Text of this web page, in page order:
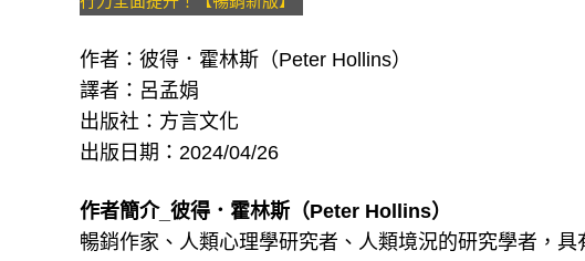
作者：彼得．霍林斯（Peter Hollins）
譯者：呂孟娟
出版社：方言文化
​​出版日期：2024/04/26
作者簡介_彼得．霍林斯（Peter Hollins）
暢銷作家、人類心理學研究者、人類境況的研究學者，